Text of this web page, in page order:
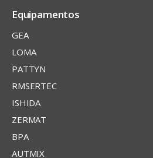
Equipamentos
GEA
LOMA
PATTYN
RMSERTEC
ISHIDA
ZERMAT
BPA
AUTMIX